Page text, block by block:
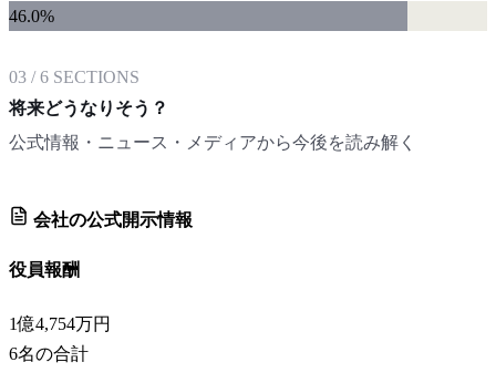
46.0%
03 /6 SECTIONS
将来どうなりそう？
公式情報・ニュース・メディアから今後を読み解く
会社の公式開示情報
役員報酬
1億4,754万円
6名の合計